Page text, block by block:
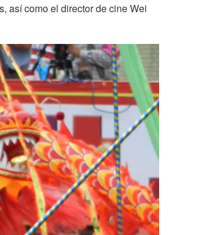
así como el director de cine Wei